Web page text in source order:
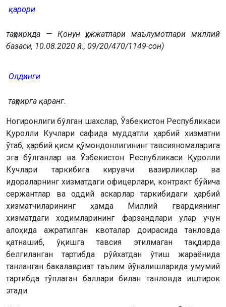
қарори
таҳририда — Қонун ҳужжатлари маълумотлари миллий
базаси, 10.08.2020 й., 09/20/470/1149-сон)
Олдинги
таҳрирга қаранг.
Ногиронлиги бўлган шахслар, Ўзбекистон Республикаси
Қуролли Кучлари сафида муддатли ҳарбий хизматни
ўтаб, ҳарбий қисм қўмондонлигининг тавсияномаларига
эга бўлганлар ва Ўзбекистон Республикаси Қуролли
Кучлари таркибига кирувчи вазирликлар ва
идораларнинг хизматдаги офицерлари, контракт бўйича
сержантлар ва оддий аскарлар таркибидаги ҳарбий
хизматчиларининг ҳамда Миллий гвардиянинг
хизматдаги ходимларининг фарзандлари улар учун
алоҳида ажратилган квоталар доирасида танловда
қатнашиб, ўқишга тавсия этилмаган тақдирда
белгиланган тартибда рўйхатдан ўтиш жараёнида
танланган бакалавриат таълим йўналишларида умумий
тартибда тўплаган баллари билан танловда иштирок
этади.